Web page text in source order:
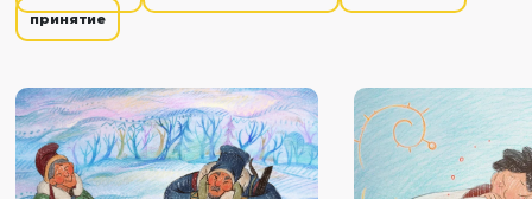
принятие